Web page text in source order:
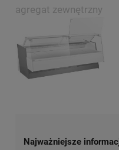
agregat zewnętrzny
Najważniejsze